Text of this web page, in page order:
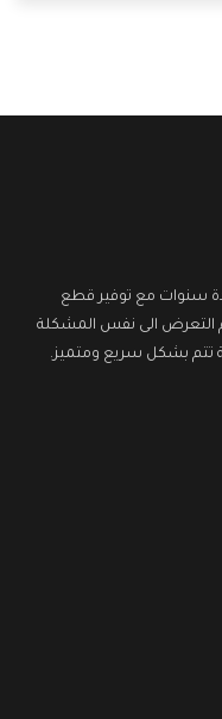
سنوات مع توفير قطع
التعرض الى نفس المشكلة
تتم بشكل سريع ومتميز.